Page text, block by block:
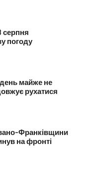
серпня
погоду
майже не
рухатися
Франківщини
на фронті